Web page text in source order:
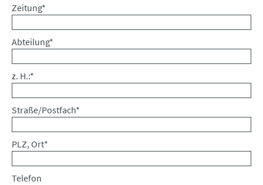
Pflichtfeld
Zeitung*
Pflichtfeld
Abteilung*
Pflichtfeld
z. H.:*
Pflichtfeld
Straße/Postfach*
Pflichtfeld
PLZ, Ort*
Telefon